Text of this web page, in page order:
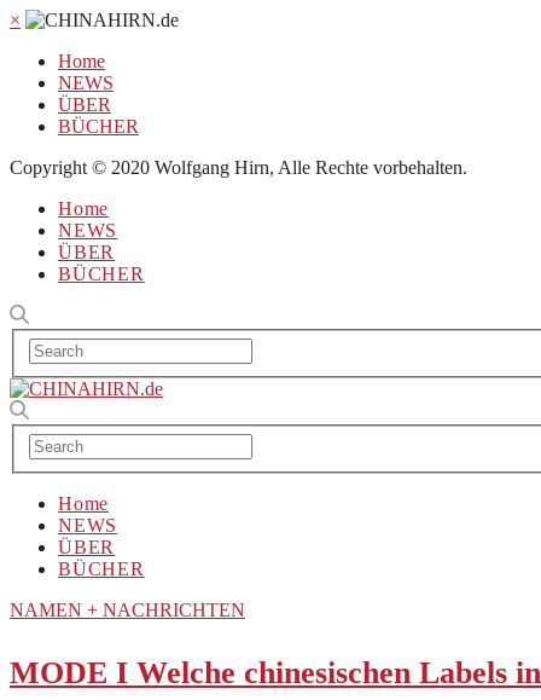
×
Home
NEWS
ÜBER
BÜCHER
Copyright © 2020 Wolfgang Hirn, Alle Rechte vorbehalten.
Home
NEWS
ÜBER
BÜCHER
Home
NEWS
ÜBER
BÜCHER
NAMEN + NACHRICHTEN
MODE I Welche chinesischen Labels